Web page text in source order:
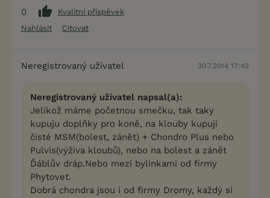
0
Kvalitní příspěvek
Nahlásit
Citovat
Neregistrovaný uživatel 30.7.2014 17:42
Neregistrovaný uživatel napsal(a):
Jelikož máme početnou smečku, tak taky
kupuju doplňky pro koně, na klouby kupuji
čisté MSM(bolest, zánět) + Chondro Plus nebo
Pulvis(výživa kloubů), nebo na bolest a zánět
Ďáblův dráp.Nebo mezi bylinkami od firmy
Phytovet.
Dobrá chondra jsou i od firmy Dromy, každý si